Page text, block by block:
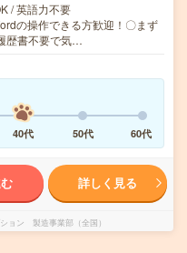
/ 英語力不要
の操作できる方歓迎！〇まず
歴書不要で気…
40代 50代 60代
詳しく見る
ョン 製造事業部（全国）